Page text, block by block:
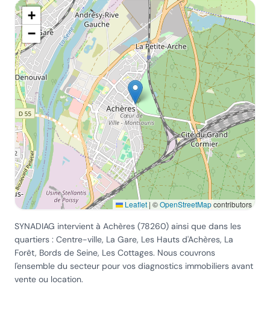
+
−
Leaflet | ©OpenStreetMapcontributors
SYNADIAG intervient à Achères (78260) ainsi que dans les
quartiers : Centre-ville, La Gare, Les Hauts d'Achères, La
Forêt, Bords de Seine, Les Cottages. Nous couvrons
l'ensemble du secteur pour vos diagnostics immobiliers avant
vente ou location.